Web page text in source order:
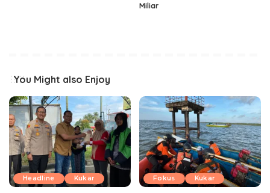
Miliar
You Might also Enjoy
Headline Kukar Fokus Kukar